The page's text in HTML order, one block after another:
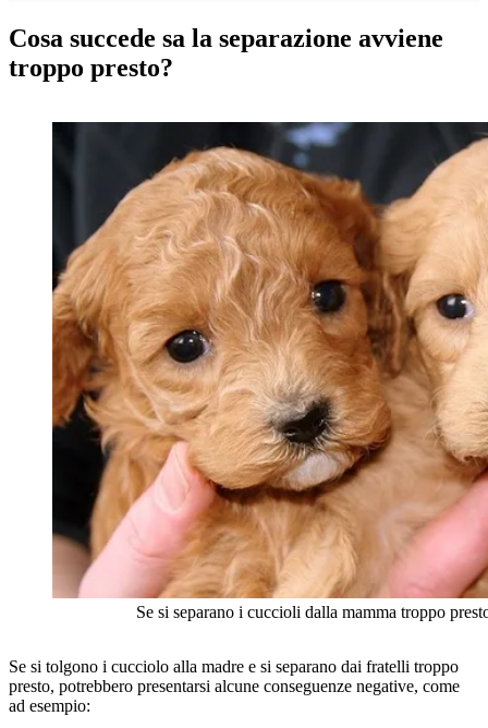
Cosa succede sa la separazione avviene
troppo presto?
Se si separano i cuccioli dalla mamma troppo
Se si tolgono i cucciolo alla madre e si separano dai fratelli troppo
presto, potrebbero presentarsi alcune conseguenze negative, come
ad esempio: